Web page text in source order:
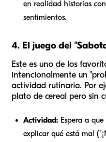
en realidad historias
sentimientos.
4. El juego del
Este es uno de los
intencionalmente un
actividad rutinaria. Por
plato de cereal pero sin
Actividad: Espera a
explicar qué está mal